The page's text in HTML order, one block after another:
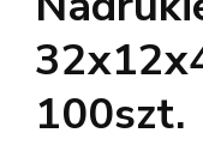
100szt.